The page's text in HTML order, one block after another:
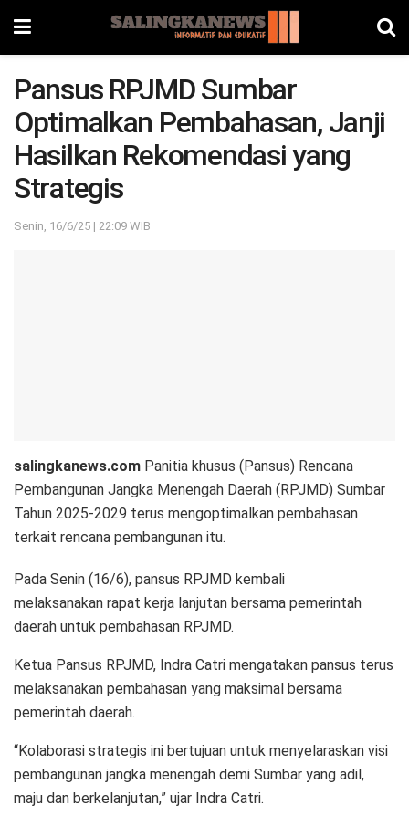
Pansus RPJMD Sumbar
Optimalkan Pembahasan, Janji
Hasilkan Rekomendasi yang
Strategis
Senin, 16/6/25 | 22:09 WIB
salingkanews.com Panitia khusus (Pansus) Rencana
Pembangunan Jangka Menengah Daerah (RPJMD) Sumbar
Tahun 2025-2029 terus mengoptimalkan pembahasan
terkait rencana pembangunan itu.
Pada Senin (16/6), pansus RPJMD kembali
melaksanakan rapat kerja lanjutan bersama pemerintah
daerah untuk pembahasan RPJMD.
Ketua Pansus RPJMD, Indra Catri mengatakan pansus terus
melaksanakan pembahasan yang maksimal bersama
pemerintah daerah.
“Kolaborasi strategis ini bertujuan untuk menyelaraskan visi
pembangunan jangka menengah demi Sumbar yang adil,
maju dan berkelanjutan,” ujar Indra Catri.